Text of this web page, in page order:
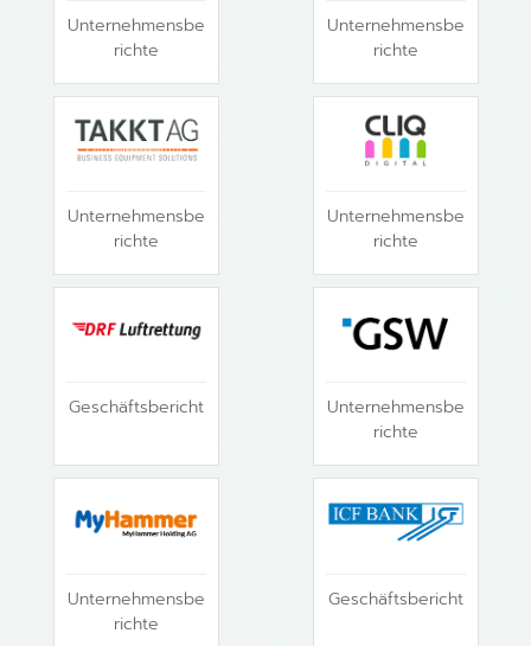
Unternehmensbe
richte
Unternehmensbe
richte
Unternehmensbe
richte
Unternehmensbe
richte
Geschäftsbericht
Unternehmensbe
richte
Unternehmensbe
richte
Geschäftsbericht